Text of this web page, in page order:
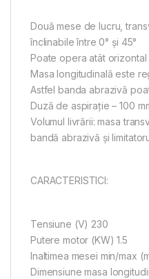
Două mese de lucru,
înclinabile între 0° şi 45°
Poate opera atât orizontal
Masa longitudinală este
Astfel banda abrazivă
Duză de aspirație – 100
Volumul livrării: masa
bandă abrazivă şi
CARACTERISTICI:
Tensiune (V) 230
Putere motor (KW) 1.5
Inaltimea mesei min/max
Dimensiune masa